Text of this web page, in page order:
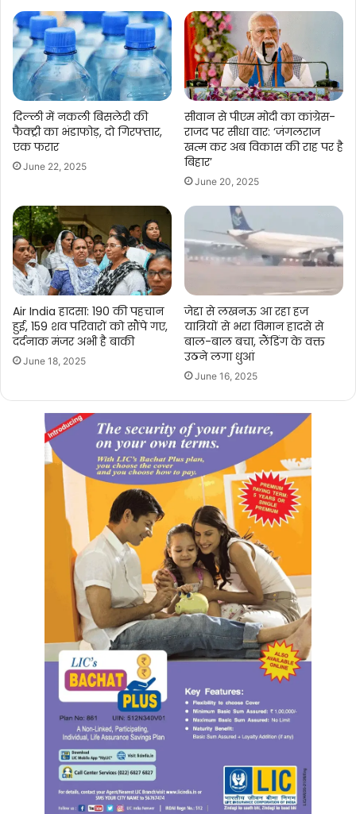
दिल्ली में नकली बिसलेरी की
फैक्ट्री का भंडाफोड़, दो गिरफ्तार,
एक फरार
June 22, 2025
सीवान से पीएम मोदी का कांग्रेस-
राजद पर सीधा वार: ‘जंगलराज
खत्म कर अब विकास की राह पर है
बिहार’
June 20, 2025
Air India हादसा: 190 की पहचान
हुई, 159 शव परिवारों को सौंपे गए,
दर्दनाक मंजर अभी है बाकी
June 18, 2025
जेद्दा से लखनऊ आ रहा हज
यात्रियों से भरा विमान हादसे से
बाल-बाल बचा, लैंडिंग के वक्त
उठने लगा धुआं
June 16, 2025